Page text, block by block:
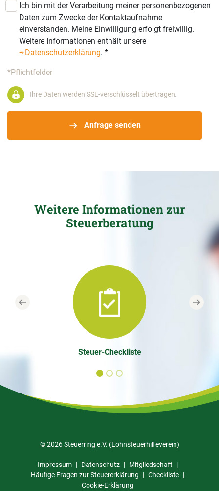
Ich bin mit der Verarbeitung meiner personenbezogenen
Daten zum Zwecke der Kontaktaufnahme
einverstanden. Meine Einwilligung erfolgt freiwillig.
Weitere Informationen enthält unsere
Datenschutzerklärung. *
*Pflichtfelder
Anfrage senden
Ihre Daten werden SSL-verschlüsselt übertragen.
Weitere Informationen zur
Steuerberatung
Steuer-Checkliste
Previous Next
© 2026 Steuerring e.V. (Lohnsteuerhilfeverein)
Impressum Datenschutz
Mitgliedschaft
Häufige Fragen zur Steuererklärung
Checkliste
Cookie-Erklärung